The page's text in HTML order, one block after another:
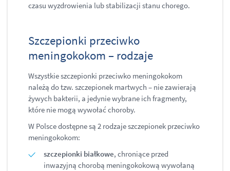
czasu wyzdrowienia lub stabilizacji stanu chorego.
Szczepionki przeciwko
meningokokom – rodzaje
Wszystkie szczepionki przeciwko meningokokom
należą do tzw. szczepionek martwych – nie zawierają
żywych bakterii, a jedynie wybrane ich fragmenty,
które nie mogą wywołać choroby.
W Polsce dostępne są 2 rodzaje szczepionek przeciwko
meningokokom:
szczepionki białkowe, chroniące przed
inwazyjną chorobą meningokokową wywołaną